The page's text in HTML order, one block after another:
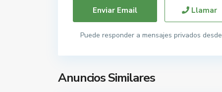
Llamar
Puede responder a mensajes privados
Anuncios Similares